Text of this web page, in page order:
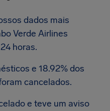
dados mais
Verde Airlines
horas.
e 18.92% dos
cancelados.
e teve um aviso